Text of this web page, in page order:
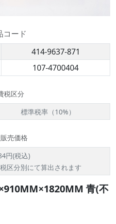
コード
414-9637-871
107-4700404
税区分
標準税率（10%）
売価格
円(税込)
区分別にて算出されます
青(不